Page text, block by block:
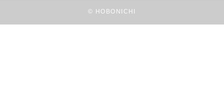
© HOBONICHI